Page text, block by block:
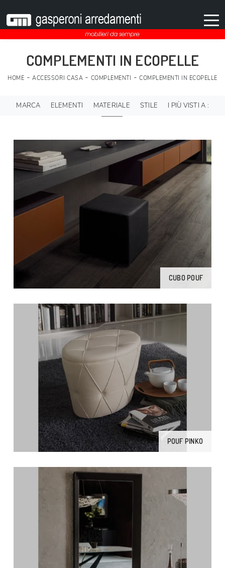
COMPLEMENTI IN ECOPELLE
HOME -ACCESSORI CASA - COMPLEMENTI -COMPLEMENTI IN ECOPELLE
MARCA ELEMENTI MATERIALE STILE I PIÙ VISTI A :
CUBO POUF
POUF PINKO